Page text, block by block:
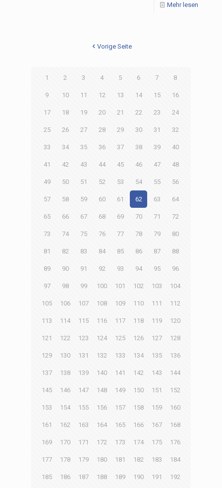
Mehr lesen
Vorige Seite
1 2 3 4 5 6 7 8
9 10 11 12 13 14 15 16
17 18 19 20 21 22 23 24
25 26 27 28 29 30 31 32
33 34 35 36 37 38 39 40
41 42 43 44 45 46 47 48
49 50 51 52 53 54 55 56
57 58 59 60 61 62 63 64
65 66 67 68 69 70 71 72
73 74 75 76 77 78 79 80
81 82 83 84 85 86 87 88
89 90 91 92 93 94 95 96
97 98 99 100 101 102 103 104
105 106 107 108 109 110 111 112
113 114 115 116 117 118 119 120
121 122 123 124 125 126 127 128
129 130 131 132 133 134 135 136
137 138 139 140 141 142 143 144
145 146 147 148 149 150 151 152
153 154 155 156 157 158 159 160
161 162 163 164 165 166 167 168
169 170 171 172 173 174 175 176
177 178 179 180 181 182 183 184
185 186 187 188 189 190 191 192